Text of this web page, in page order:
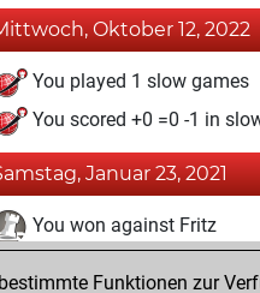
Oktober 12, 2022
You played 1 slow games
You scored +0 =0 -1 in
Januar 23, 2021
You won against Fritz
Funktionen zur